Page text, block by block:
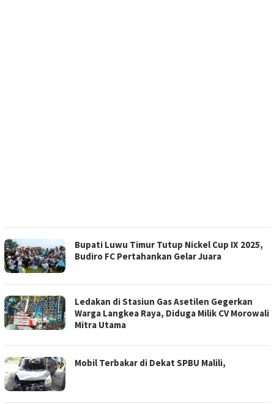
Bupati Luwu Timur Tutup Nickel Cup IX 2025,
Budiro FC Pertahankan Gelar Juara
Ledakan di Stasiun Gas Asetilen Gegerkan
Warga Langkea Raya, Diduga Milik CV Morowali
Mitra Utama
Mobil Terbakar di Dekat SPBU Malili,